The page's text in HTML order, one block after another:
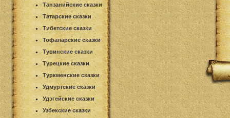
Танзанийские сказки
Татарские сказки
Тибетские сказки
Тофаларские сказки
Тувинские сказки
Турецкие сказки
Туркменские сказки
Удмуртские сказки
Удэгейские сказки
Узбекские сказки